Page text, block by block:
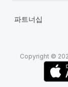
파트너십
Copyright ©